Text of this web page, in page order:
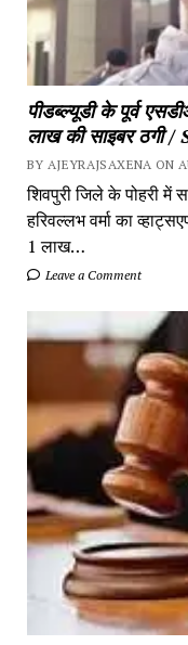
पीडब्ल्यूडी के पूर्व
लाख की साइबर ठगी
BY AJEYRAJSAXENA ON
शिवपुरी जिले के पोहरी में
हरिवल्लभ वर्मा का
1 लाख…
Leave a Comment